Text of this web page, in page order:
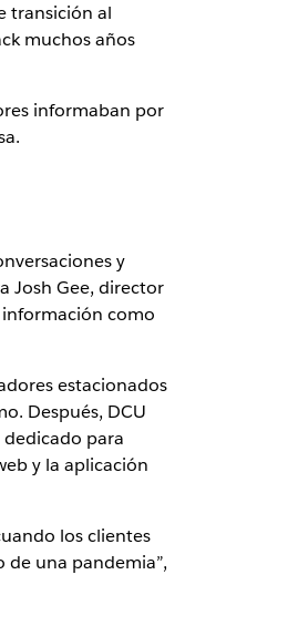
transición al
muchos años
informaban por
y
Josh Gee, director
como
estacionados
Después, DCU
para
y la aplicación
los clientes
una pandemia”,